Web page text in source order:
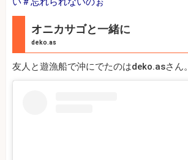
オニカサゴと一緒に
deko.as
友人と遊漁船で沖にでたのはdeko.asさん。